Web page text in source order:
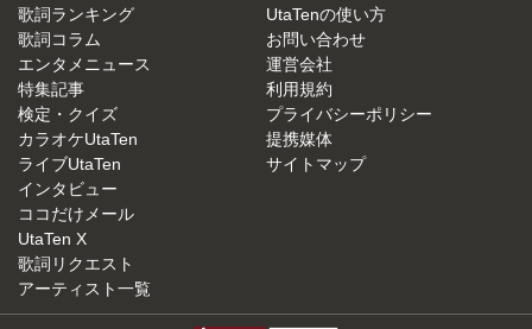
歌詞ランキング
歌詞コラム
エンタメニュース
特集記事
検定・クイズ
カラオケUtaTen
ライブUtaTen
インタビュー
ココだけメール
UtaTen X
歌詞リクエスト
アーティスト一覧
UtaTenの使い方
お問い合わせ
運営会社
利用規約
プライバシーポリシー
提携媒体
サイトマップ